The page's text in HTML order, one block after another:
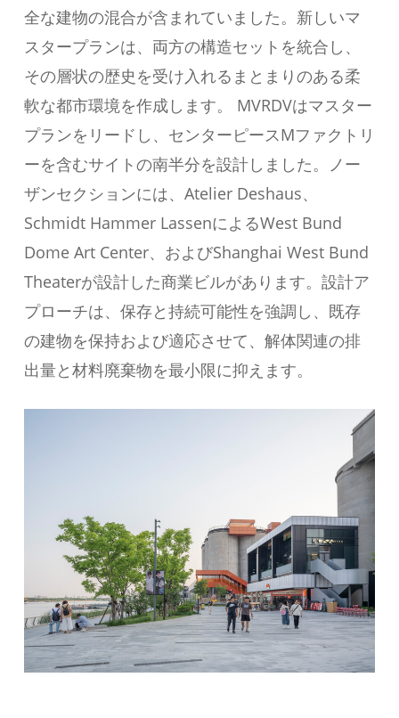
全な建物の混合が含まれていました。新しいマ
スタープランは、両方の構造セットを統合し、
その層状の歴史を受け入れるまとまりのある柔
軟な都市環境を作成します。 MVRDVはマスター
プランをリードし、センターピースMファクトリ
ーを含むサイトの南半分を設計しました。ノー
ザンセクションには、Atelier Deshaus、
Schmidt Hammer LassenによるWest Bund
Dome Art Center、およびShanghai West Bund
Theaterが設計した商業ビルがあります。設計ア
プローチは、保存と持続可能性を強調し、既存
の建物を保持および適応させて、解体関連の排
出量と材料廃棄物を最小限に抑えます。